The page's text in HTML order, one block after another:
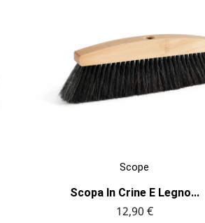
Scope
Scopa In Crine E Legno...
12,90 €
ANTEPRIMA